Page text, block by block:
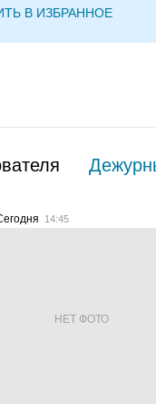
В ИЗБРАННОЕ
14:45
НЕТ ФОТО